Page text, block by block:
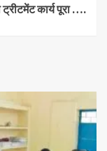
कार्य पूरा ….